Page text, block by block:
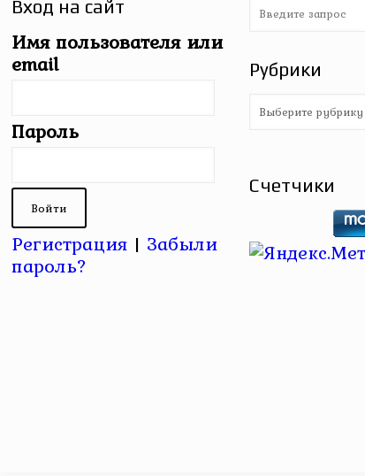
Вход на сайт
Имя пользователя или
email
Пароль
Регистрация | Забыли
пароль?
Рубрики
Рубрики
Счетчики